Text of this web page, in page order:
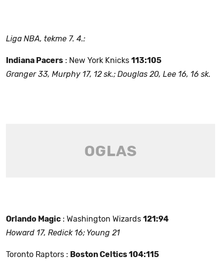
Liga NBA, tekme 7. 4.:
Indiana Pacers : New York Knicks 113:105
Granger 33, Murphy 17, 12 sk.; Douglas 20, Lee 16, 16 sk.
Orlando Magic : Washington Wizards 121:94
Howard 17, Redick 16; Young 21
Toronto Raptors : Boston Celtics 104:115